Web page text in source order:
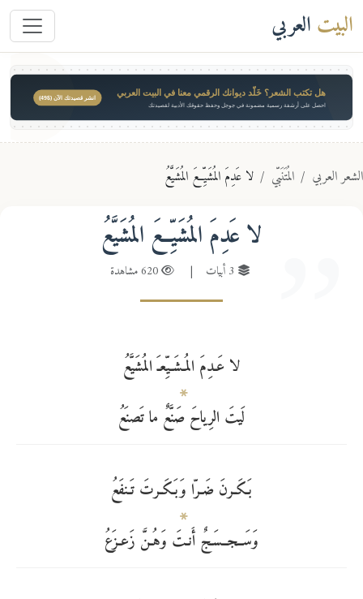
البيتالعربي
هل تكتب الشعر؟ خَلّد ديوانك الرقمي معنا في البيت العربي
احصل على أرشفة رسمية مضمونة في جوجل وحفظ حقوقك الأدبية لقصيدتك
انشر قصيدتك الآن ($49)
العربي المُتَنَبّي لا عَدِمَ المُشَيِّعَ المُشَيَّعُ
لا عَدِمَ المُشَيِّعَ المُشَيَّعُ
3 أبيات 620 مشاهدة
لا عَـدِمَ المُـشَـيِّعـَ المُشَيَّعُ
لَيتَ الرِياحَ صَنَّعٌ ما تَصنَعُ
بَـكَـرنَ ضَـرّا وَبَـكَـرتَ تَـنفَعُ
وَسَــجــسَـجٌ أَنـتَ وَهُـنَّ زَعـزَعُ